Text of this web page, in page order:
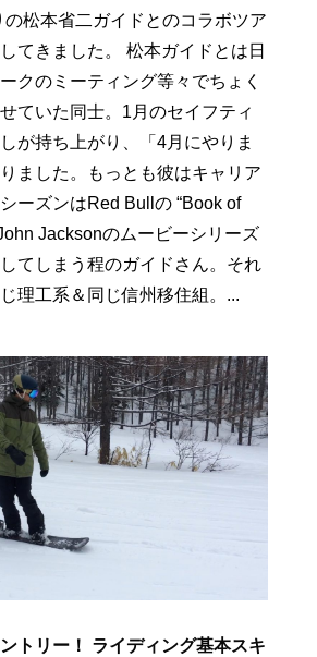
松本省二ガイドとのコラボツア
てきました。 松本ガイドとは日
クのミーティング等々でちょく
ていた同士。1月のセイフティ
が持ち上がり、「4月にやりま
ました。もっとも彼はキャリア
ーズンはRed Bullの “Book of
Jacksonのムービーシリーズ
てしまう程のガイドさん。それ
理工系＆同じ信州移住組。...
トリー！ ライディング基本スキ